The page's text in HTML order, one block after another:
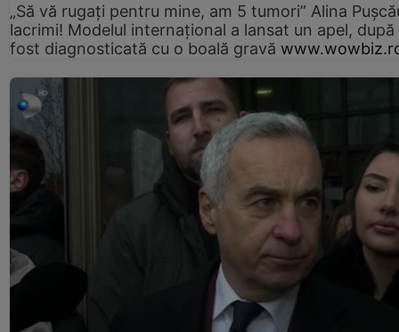
„Să vă rugați pentru mine, am 5 tumori” Alina
lacrimi! Modelul internațional a lansat un apel, după
fost diagnosticată cu o boală gravă